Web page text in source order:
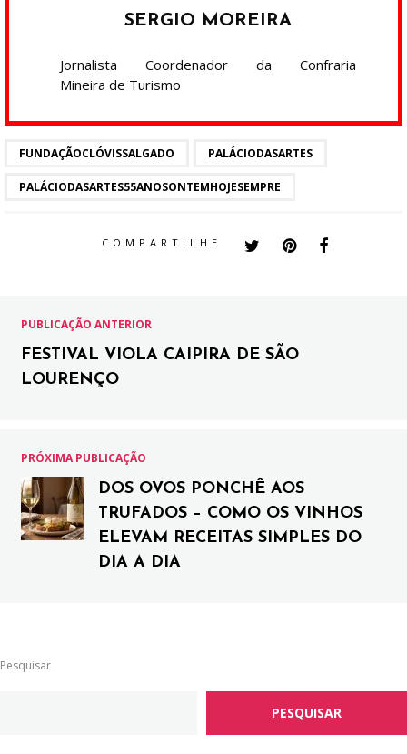
SERGIO MOREIRA
Jornalista Coordenador da Confraria
Mineira de Turismo
FUNDAÇÃOCLÓVISSALGADO PALÁCIODASARTES
PALÁCIODASARTES55ANOSONTEMHOJESEMPRE
COMPARTILHE
PUBLICAÇÃO ANTERIOR
FESTIVAL VIOLA CAIPIRA DE SÃO
LOURENÇO
PRÓXIMA PUBLICAÇÃO
DOS OVOS PONCHÊ AOS
TRUFADOS – COMO OS VINHOS
ELEVAM RECEITAS SIMPLES DO
DIA A DIA
Pesquisar
PESQUISAR